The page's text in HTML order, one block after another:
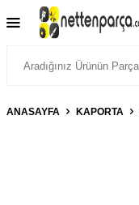
ANASAYFA KAPORTA